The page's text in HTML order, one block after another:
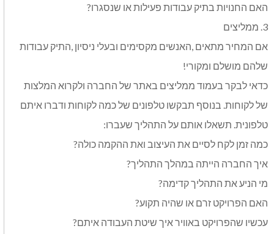
האם‭ ‬החנויות‭ ‬בתיק‭ ‬עבודות‭ ‬פעילות‭ ‬או‭ ‬שנסגרו‭?‬
3. ‬ממליצים
‬שלהם‭ ‬מושלם‭ ‬ומקורי‭!‬
‬טלפונית‭.‬ תשאלו‭ ‬אותם‭ ‬על‭ ‬התהליך‭ ‬שעברו‭:‬
כמה‭ ‬זמן‭ ‬לקח‭ ‬לסיים‭ ‬את‭ ‬העיצוב‭ ‬ואת‭ ‬ההקמה‭ ‬כולה‭?‬
איך‭ ‬החברה‭ ‬הייתה‭ ‬במהלך‭ ‬התהליך‭?‬
מי‭ ‬הניע‭ ‬את‭ ‬התהליך‭ ‬קדימה‭?‬
האם‭ ‬הפרויקט‭ ‬זרם‭ ‬או‭ ‬שהיה‭ ‬תקוע‭?‬
עכשיו‭ ‬שהפרויקט‭ ‬באוויר‭ ‬איך‭ ‬שיטת‭ ‬העבודה‭ ‬איתם‭?‬